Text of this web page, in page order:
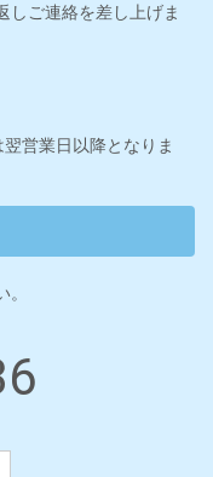
しご連絡を差し上げま
営業日以降となりま